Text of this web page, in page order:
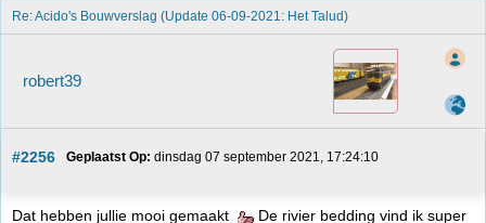
Re: Acido's Bouwverslag (Update 06-09-2021: Het Talud)
robert39
#2256 Geplaatst Op: dinsdag 07 september 2021, 17:24:10
Dat hebben jullie mooi gemaakt
De rivier bedding vind ik super